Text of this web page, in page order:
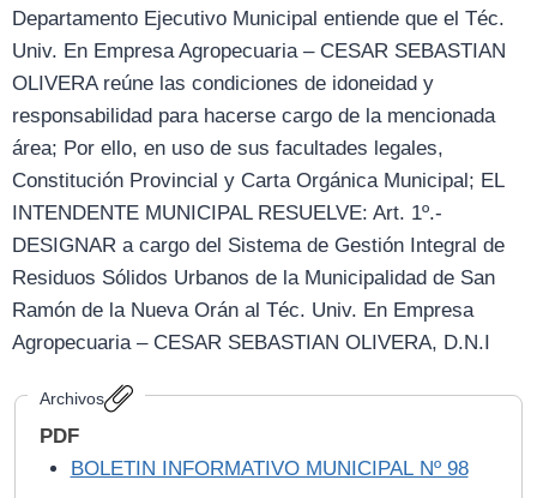
Departamento Ejecutivo Municipal entiende que el Téc.
Univ. En Empresa Agropecuaria – CESAR SEBASTIAN
OLIVERA reúne las condiciones de idoneidad y
responsabilidad para hacerse cargo de la mencionada
área; Por ello, en uso de sus facultades legales,
Constitución Provincial y Carta Orgánica Municipal; EL
INTENDENTE MUNICIPAL RESUELVE: Art. 1º.-
DESIGNAR a cargo del Sistema de Gestión Integral de
Residuos Sólidos Urbanos de la Municipalidad de San
Ramón de la Nueva Orán al Téc. Univ. En Empresa
Agropecuaria – CESAR SEBASTIAN OLIVERA, D.N.I
Archivos
PDF
BOLETIN INFORMATIVO MUNICIPAL Nº 98